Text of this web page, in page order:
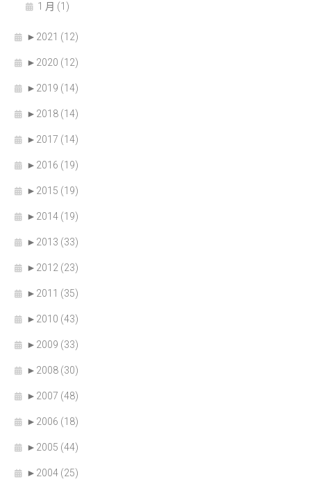
1 月 (1)
► 2021 (12)
► 2020 (12)
► 2019 (14)
► 2018 (14)
► 2017 (14)
► 2016 (19)
► 2015 (19)
► 2014 (19)
► 2013 (33)
► 2012 (23)
► 2011 (35)
► 2010 (43)
► 2009 (33)
► 2008 (30)
► 2007 (48)
► 2006 (18)
► 2005 (44)
► 2004 (25)